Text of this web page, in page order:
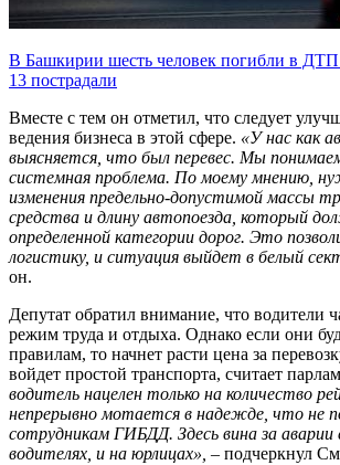
В Башкирии шесть человек погибли в
13 пострадали
Вместе с тем он отметил, что следует
ведения бизнеса в этой сфере. «У нас как
выясняется, что был перевес. Мы
системная проблема. По моему мнению,
изменения предельно-допустимой массы
средства и длину автопоезда, который
определенной категории дорог. Это
логистику, и ситуация выйдет в белый
он.
Депутат обратил внимание, что водители
режим труда и отдыха. Однако если они
правилам, то начнет расти цена за
войдет простой транспорта, считает
водитель нацелен только на количество
непрерывно мотается в надежде, что не
сотрудникам ГИБДД. Здесь вина за аварии
водителях, и на юрлицах», – подчеркнул